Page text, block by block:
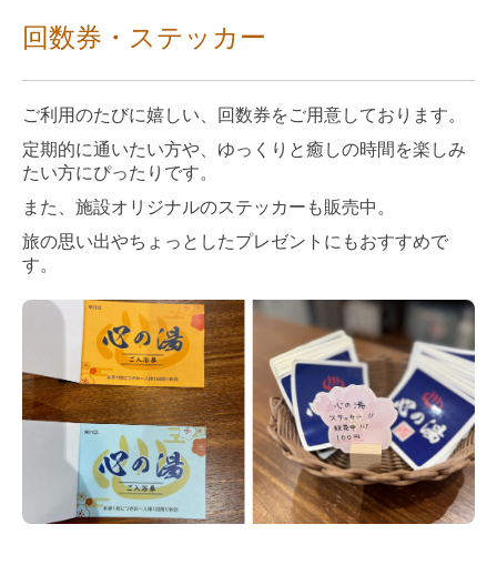
回数券・ステッカー
ご利用のたびに嬉しい、回数券をご用意しております。
定期的に通いたい方や、ゆっくりと癒しの時間を楽しみ
たい方にぴったりです。
また、施設オリジナルのステッカーも販売中。
旅の思い出やちょっとしたプレゼントにもおすすめで
す。